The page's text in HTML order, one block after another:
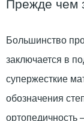
Прежде чем
Большинство
заключается в
супержесткие
обозначения
ортопедичность